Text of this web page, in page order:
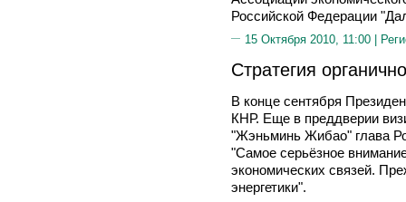
Российской Федерации
15 Октября 2010, 11:00 |
Стратегия
В конце сентября
КНР. Еще в преддверии
"Жэньминь Жибао" глава
"Самое серьёзное
экономических связей.
энергетики".